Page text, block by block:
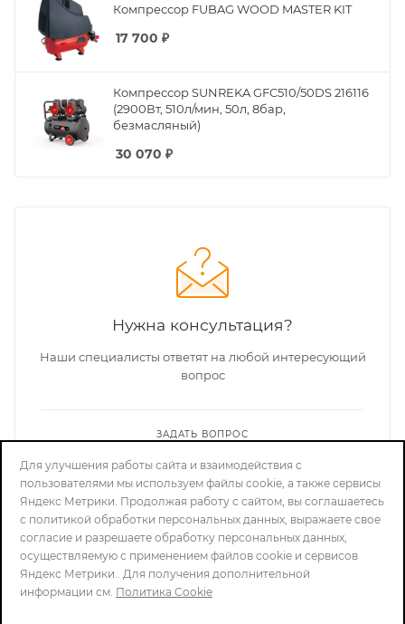
Компрессор FUBAG WOOD MASTER KIT
17 700 ₽
Компрессор SUNREKA GFC510/50DS 216116
(2900Вт, 510л/мин, 50л, 8бар,
безмасляный)
30 070 ₽
Нужна консультация?
Наши специалисты ответят на любой интересующий
вопрос
ЗАДАТЬ ВОПРОС
ПОДПИСАТЬСЯ НА РАССЫЛКУ
2026 © ШТУРМ74 (STURM74) - интернет-магазин
Для улучшения работы сайта и взаимодействия с
пользователями мы используем файлы cookie, а также сервисы
Яндекс Метрики. Продолжая работу с сайтом, вы соглашаетесь
с политикой обработки персональных данных, выражаете свое
согласие и разрешаете обработку персональных данных,
осуществляемую с применением файлов cookie и сервисов
Яндекс Метрики.. Для получения дополнительной
информации см. Политика Cookie